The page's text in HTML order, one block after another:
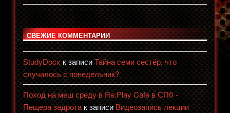
СВЕЖИЕ КОММЕНТАРИИ
StudyDocxк записиТайна семи сестёр, что
случилось с понедельник?
Поход на меш среду в Re:Play Cafe в СПб -
Пещера задротак записиВидеозапись лекции